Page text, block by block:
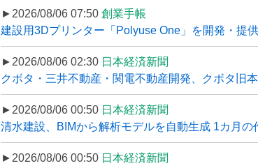
►2026/08/06 07:50 創業手帳
建設用3Dプリンター「Polyuse One」を開発・提
►2026/08/06 02:30 日本経済新聞
クボタ・三井不動産・関電不動産開発、クボタ旧
►2026/08/06 00:50 日本経済新聞
清水建設、BIMから解析モデルを自動生成 1カ月の
►2026/08/06 00:50 日本経済新聞